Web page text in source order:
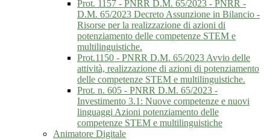
Prot. 1157 - PNRR D.M. 65/2023 - PNRR -
D.M. 65/2023 Decreto Assunzione in Bilancio -
Risorse per la realizzazione di azioni di
potenziamento delle competenze STEM e
multilinguistiche.
Prot.1150 - PNRR D.M. 65/2023 Avvio delle
attività, realizzazione di azioni di potenziamento
delle competenze STEM e multilinguistiche.
Prot. n. 605 - PNRR D.M. 65/2023 -
Investimento 3.1: Nuove competenze e nuovi
linguaggi Azioni potenziamento delle
competenze STEM e multilinguistiche
Animatore Digitale